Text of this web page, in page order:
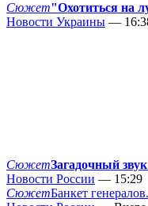
Сюжет"Охотиться на
Новости Украины —
СюжетЗагадочный
Новости России — 15:29
СюжетБанкет